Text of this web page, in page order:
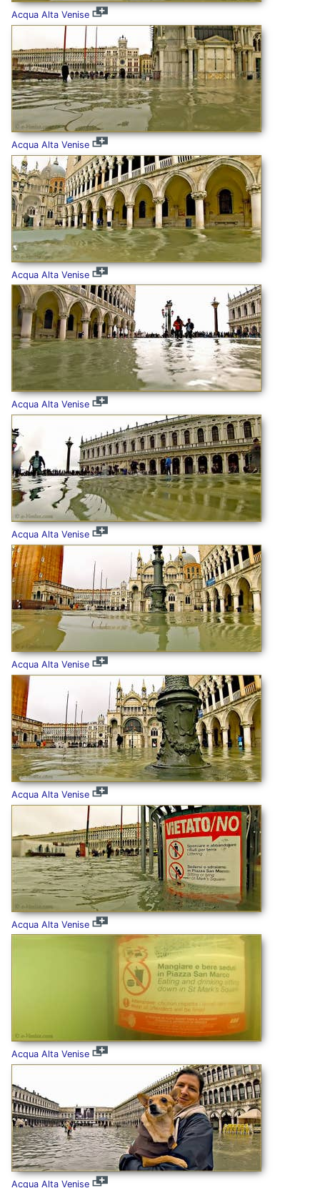
Acqua Alta Venise
Acqua Alta Venise
Acqua Alta Venise
Acqua Alta Venise
Acqua Alta Venise
Acqua Alta Venise
Acqua Alta Venise
Acqua Alta Venise
Acqua Alta Venise
Acqua Alta Venise